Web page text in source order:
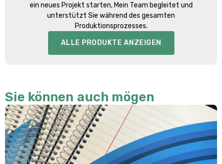
ein neues Projekt starten, Mein Team begleitet und
unterstützt Sie während des gesamten
Produktionsprozesses.
ALLE PRODUKTE ANZEIGEN
Sie können auch mögen